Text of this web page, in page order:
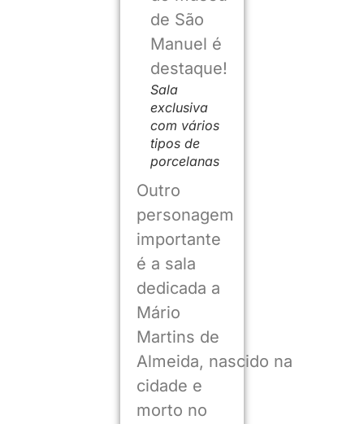
Sala
exclusiva
com vários
tipos de
porcelanas
Outro
personagem
importante
é a sala
dedicada a
Mário
Martins de
Almeida, nascido na
cidade e
morto no